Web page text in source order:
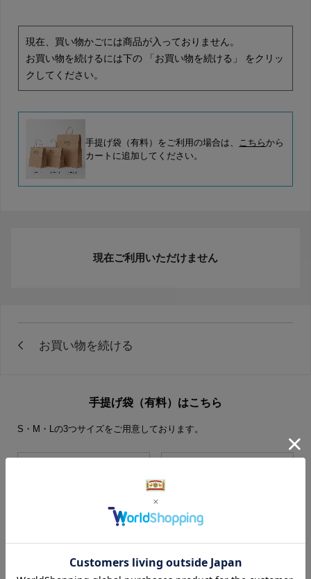
現在、買い物かごには商品が入っておりません。
お買い物を続けるには下の 「お買い物を続ける」 をクリッ
クしてください。
手提げ袋（有料）をご利用の場合は、 こちらから
カートに追加してください。
現在ご利用いただけません
手提げ袋（有料）はこちら
S・M・Lの3つサイズをご用意しております。